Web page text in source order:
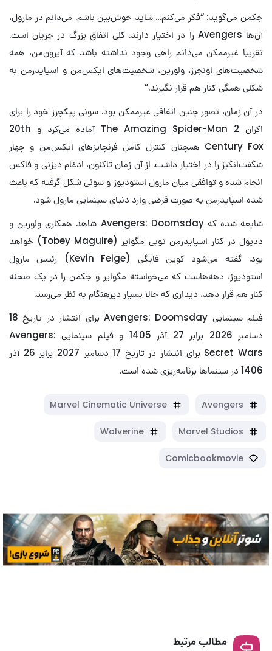
جکمن می‌گوید: “فکر می‌کنم… شاید خوش‌بین باشم. می‌دانم در مارول،
آن‌ها Avengers را در اختیار دارند. کلی اتفاق بزرگ در جریان است.
تقریبا غیرممکن می‌دانم راهی وجود نداشته باشد که آیرون‌من، همه
شخصیت‌های اونجرز، ولورین، شخصیت‌های ایکس‌من و اسپایدرمن به
شکلی همگی کنار هم قرار نگیرند.”
در آن زمان، تصور چنین اتفاقی غیرممکن بود. سونی پیکچرز خود را برای
اکران The Amazing Spider-Man 2 آماده می‌کرد و 20th
Century Fox همچنان کنترل کامل فرنچایزهای ایکس‌من و چهار
شگفت‌انگیز را در اختیار داشت. از آن زمان تاکنون، ادغام دیزنی و فاکس
انجام شده و توافقی میان مارول استودیوز و سونی شکل گرفته که باعث
شده اسپایدرمن به صورت قرضی وارد دنیای سینمایی مارول شود.
شایعه شده که Avengers: Doomsday شاهد همکاری ولورین و
ددپول در کنار اسپایدرمن توبی مگوایر (Tobey Maguire) خواهد
بود. گفته می‌شود کوین فایگی (Kevin Feige) رئیس مارول
استودیوز، دهه‌هاست که می‌خواسته مگوایر و جکمن را در یک صحنه
کنار هم قرار دهد، دیداری که حالا بسیار دیرهنگام به نظر می‌رسد.
فیلم سینمایی Avengers: Doomsday برای انتشار در تاریخ 18
دسامبر 2026 برابر 27 آذر 1405 و فیلم سینمایی Avengers:
Secret Wars برای انتشار در تاریخ 17 دسامبر 2027 برابر 26 آذر
1406 در سینماها برنامه‌ریزی شده است.
Avengers
Marvel Cinematic Universe
Marvel Studios
Wolverine
Comicbookmovie
مطالب مرتبط